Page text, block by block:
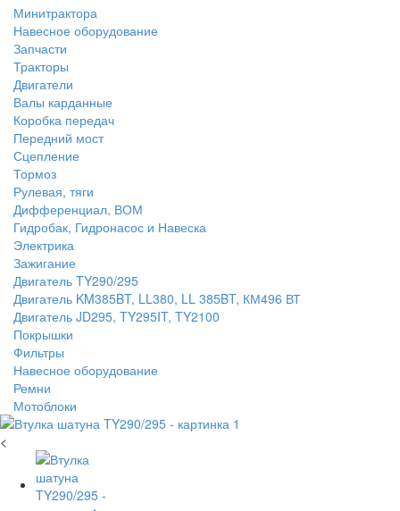
Минитрактора
Навесное оборудование
Запчасти
Тракторы
Двигатели
Валы карданные
Коробка передач
Передний мост
Сцепление
Тормоз
Рулевая, тяги
Дифференциал, ВОМ
Гидробак, Гидронасос и Навеска
Электрика
Зажигание
Двигатель TY290/295
Двигатель KM385BT, LL380, LL 385BT, КМ496 ВТ
Двигатель JD295, TY295IT, TY2100
Покрышки
Фильтры
Навесное оборудование
Ремни
Мотоблоки
<